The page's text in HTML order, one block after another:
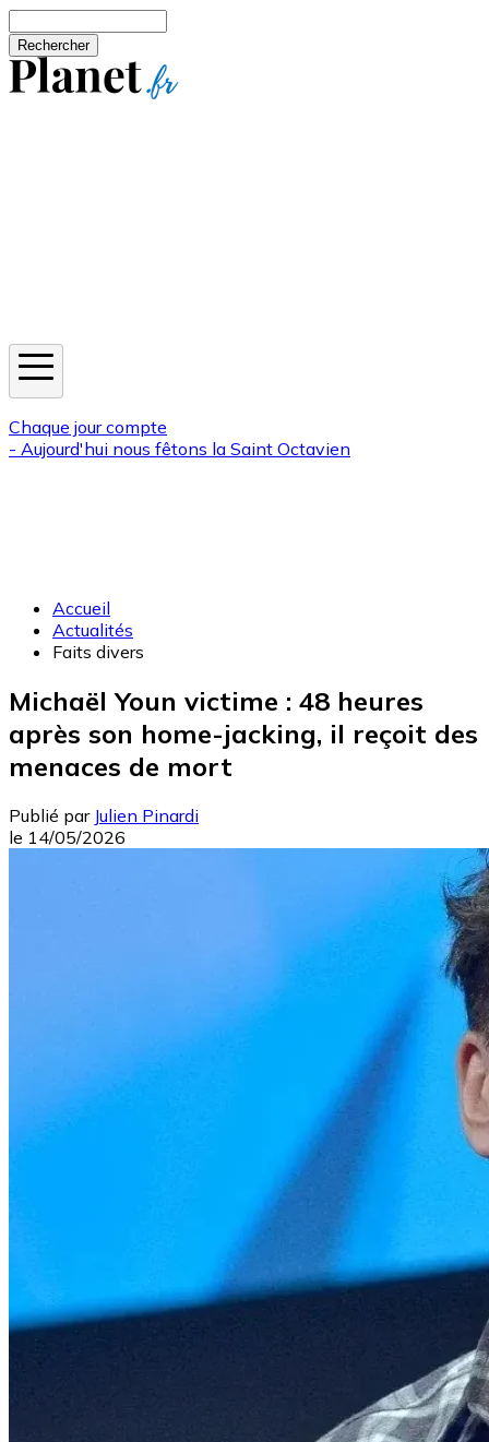
Chaque jour compte
- Aujourd'hui nous fêtons la Saint Octavien
Accueil
Actualités
Faits divers
Michaël Youn victime : 48 heures
après son home-jacking, il reçoit des
menaces de mort
Publié par Julien Pinardi
le 14/05/2026